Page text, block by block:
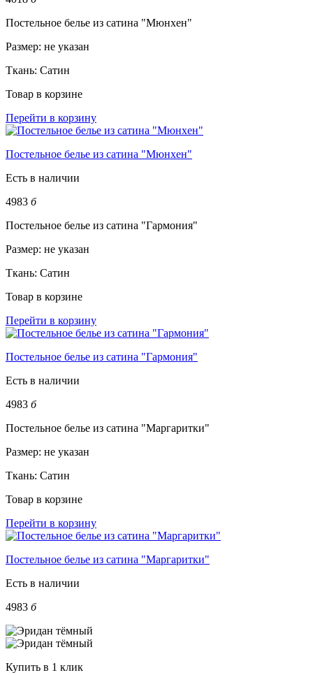
Постельное белье из сатина "Мюнхен"
Размер: не указан
Ткань: Сатин
Товар в корзине
Перейти в корзину
Постельное белье из сатина "Мюнхен"
Есть в наличии
4983 б
Постельное белье из сатина "Гармония"
Размер: не указан
Ткань: Сатин
Товар в корзине
Перейти в корзину
Постельное белье из сатина "Гармония"
Есть в наличии
4983 б
Постельное белье из сатина "Маргаритки"
Размер: не указан
Ткань: Сатин
Товар в корзине
Перейти в корзину
Постельное белье из сатина "Маргаритки"
Есть в наличии
4983 б
Купить в 1 клик